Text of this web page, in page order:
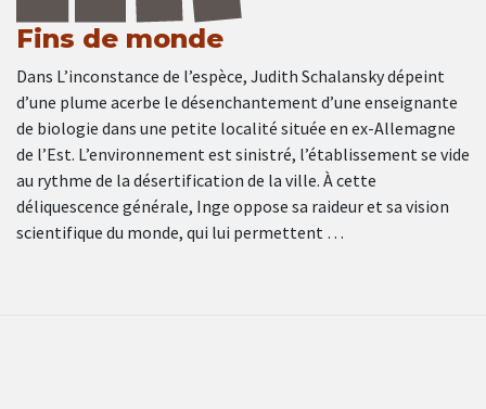
Fins de monde
Dans L’inconstance de l’espèce, Judith Schalansky dépeint
d’une plume acerbe le désenchantement d’une enseignante
de biologie dans une petite localité située en ex-Allemagne
de l’Est. L’environnement est sinistré, l’établissement se vide
au rythme de la désertification de la ville. À cette
déliquescence générale, Inge oppose sa raideur et sa vision
scientifique du monde, qui lui permettent …